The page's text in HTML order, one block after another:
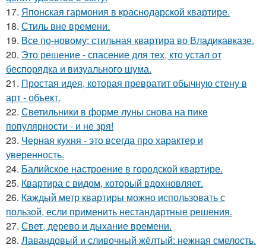
17. Японская гармония в краснодарской квартире.
18. Стиль вне времени.
19. Все по-новому: стильная квартира во Владикавказе.
20. Это решение - спасение для тех, кто устал от
беспорядка и визуального шума.
21. Простая идея, которая превратит обычную стену в
арт - объект.
22. Светильники в форме луны снова на пике
популярности - и не зря!
23. Черная кухня - это всегда про характер и
уверенность.
24. Балийское настроение в городской квартире.
25. Квартира с видом, который вдохновляет.
26. Каждый метр квартиры можно использовать с
пользой, если применить нестандартные решения.
27. Свет, дерево и дыхание времени.
28. Лавандовый и сливочный жёлтый: нежная смелость.